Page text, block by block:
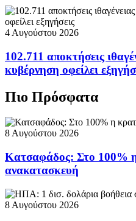
4 Αυγούστου 2026
102.711 αποκτήσεις
κυβέρνηση οφείλει
Πιο Πρόσφατα
8 Αυγούστου 2026
Κατσαφάδος: Στο 100%
ανακατασκευή
8 Αυγούστου 2026